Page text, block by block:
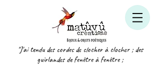
"J'ai tendu des cordes de clocher à clocher ; des
guirlandes de fenêtre à fenêtre ;